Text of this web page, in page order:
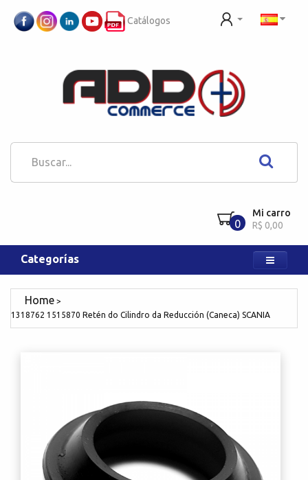
Catálogos
0
Mi carro
R$ 0,00
Categorías
1318762 1515870 Retén do Cilindro da Reducción (Caneca) SCANIA